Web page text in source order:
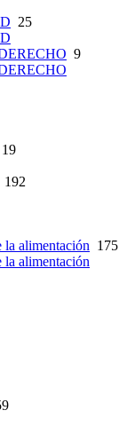
25
9
19
192
la alimentación 175
la alimentación